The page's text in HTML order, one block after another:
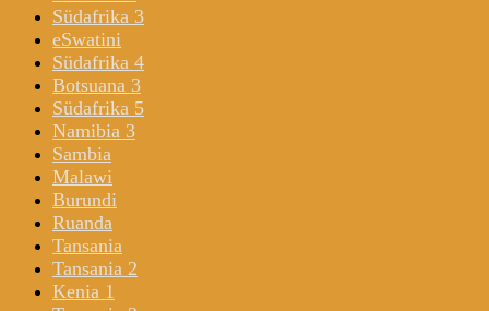
Südafrika 3
eSwatini
Südafrika 4
Botsuana 3
Südafrika 5
Namibia 3
Sambia
Malawi
Burundi
Ruanda
Tansania
Tansania 2
Kenia 1